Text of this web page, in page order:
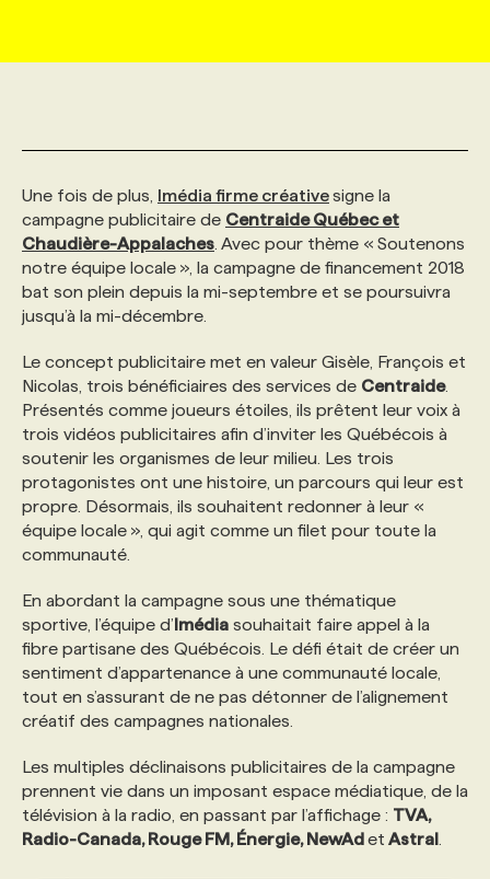
NOUVEAUX MANDATS
INITIATIVES NUMÉRIQUES
PRIX ET DISTINCTIONS
MARKETING DURABLE
GEO/SEO
NOS AUTEUR‧RICES
BULLETIN RECRUTEMENT
ANNONCEZ AVEC NOUS
AFFICHEZ UN POSTE / TARIFS
PROFIL ENTREPRISE
FAQ
CANDIDAT
PROFIL CANDIDAT
NOS CONFÉRENCES
ANNONCEZ AVEC NOUS
FORMATIONS
NOS PARCOURS DE FORMATIONS
FORMATIONS PERSONNALISÉES
POURQUOI CHOISIR NOS FORMATIONS
NOS TARIFS
PROGRAMMES DE SUBVENTIONS
FAQ
ANNONCEZ AVEC NOUS
SERVICE DE CHASSE DE TÊTE
NOS TARIFS
FAQ
ANNONCEZ AVEC NOUS
Une fois de plus, Imédia firme créativesigne la
campagne publicitaire de Centraide Québec et
Chaudière-Appalaches . Avec pour thème « Soutenons
notre équipe locale », la campagne de financement 2018
bat son plein depuis la mi-septembre et se poursuivra
jusqu’à la mi-décembre.
Le concept publicitaire met en valeur Gisèle, François et
Nicolas, trois bénéficiaires des services de Centraide.
Présentés comme joueurs étoiles, ils prêtent leur voix à
trois vidéos publicitaires afin d’inviter les Québécois à
soutenir les organismes de leur milieu. Les trois
protagonistes ont une histoire, un parcours qui leur est
propre. Désormais, ils souhaitent redonner à leur «
équipe locale », qui agit comme un filet pour toute la
communauté.
En abordant la campagne sous une thématique
sportive, l’équipe d’Imédia souhaitait faire appel à la
fibre partisane des Québécois. Le défi était de créer un
sentiment d’appartenance à une communauté locale,
tout en s’assurant de ne pas détonner de l’alignement
créatif des campagnes nationales.
Les multiples déclinaisons publicitaires de la campagne
prennent vie dans un imposant espace médiatique, de la
télévision à la radio, en passant par l’affichage : TVA,
Radio-Canada, Rouge FM, Énergie, NewAdet Astral